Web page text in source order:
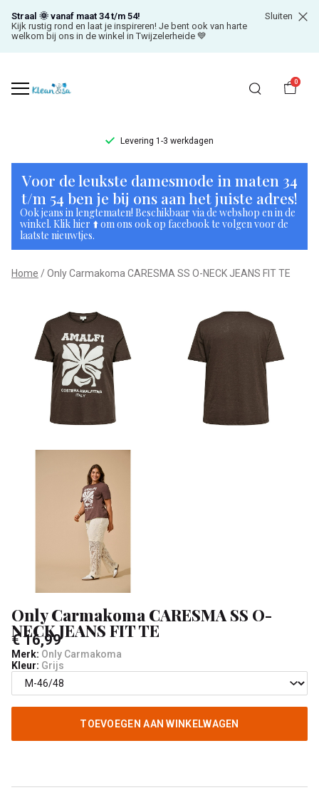
Straal 🌞 vanaf maat 34 t/m 54!
Kijk rustig rond en laat je inspireren! Je bent ook van harte
welkom bij ons in de winkel in Twijzelerheide 💙
Sluiten
0
Levering 1-3 werkdagen
Only
Carmakoma
CARESMA
SS
O-
NECK
JEANS
Voor de leukste damesmode in maten 34
t/m 54 ben je bij ons aan het juiste adres!
Ook jeans in lengtematen! Beschikbaar via de webshop en in de
winkel. Klik hier ⬆️ om ons ook op facebook te volgen voor de
laatste nieuwtjes.
Home Only Carmakoma CARESMA SS O-NECK JEANS FIT TE
Only Carmakoma CARESMA SS O-
NECK JEANS FIT TE
€ 16,99
Merk: Only Carmakoma
Kleur: Grijs
TOEVOEGEN AAN WINKELWAGEN